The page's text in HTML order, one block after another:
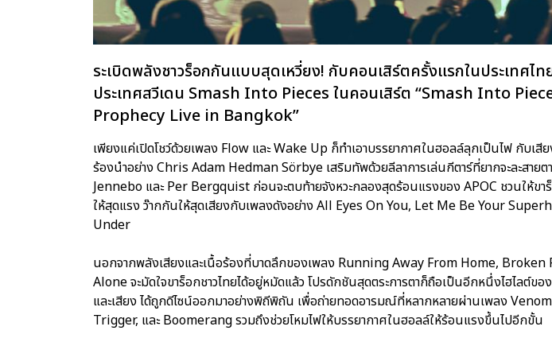
ระเบิดพลังชาวร็อกกันแบบสุดเหวี่ยง! กับคอนเสิร์ตครั้งแรกในประเทศไท
ประเทศสวีเดน Smash Into Pieces ในคอนเสิร์ต “Smash Into
Prophecy Live in Bangkok”
เพียงแค่เปิดโชว์ด้วยเพลง Flow และ Wake Up ก็ทำเอาบรรยากาศในฮอลล์ลุกเป็นไฟ กับเ
ร้องนำอย่าง Chris Adam Hedman Sörbye เสริมทัพด้วยลีลาการเล่นกีตาร์ที่ยากจะละสา
Jennebo และ Per Bergquist ก่อนจะตบท้ายจังหวะกลองสุดร้อนแรงของ APOC ชวนให้ขา
ให้สุดแรง ว๊ากกันให้สุดเสียงกับเพลงดังอย่าง All Eyes On You, Let Me Be Your
Under
นอกจากพลังเสียงและเนื้อร้องที่บาดลึกของเพลง Running Away From Home, Broken
Alone จะมัดใจขาร็อกชาวไทยได้อยู่หมัดแล้ว โปรดักชันสุดตระการตาก็ถือเป็นอีกหนึ่งไฮไลต์ข
และเสียง ได้ถูกดีไซน์ออกมาอย่างพิถีพิถัน เพื่อถ่ายทอดอารมณ์ที่หลากหลายผ่านเพลง
Trigger, และ Boomerang รวมถึงช่วยโหมไฟให้บรรยากาศในฮอลล์ให้ร้อนแรงขึ้นไปอีกขั้น